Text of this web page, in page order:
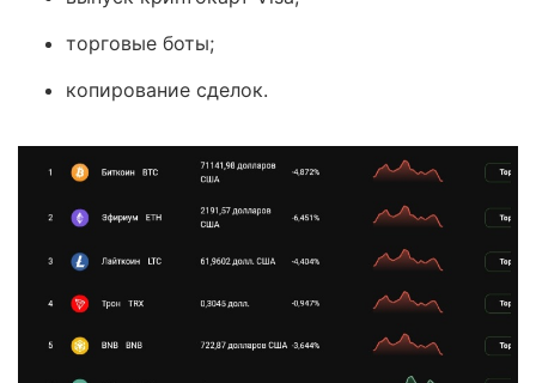
торговые боты;
копирование сделок.